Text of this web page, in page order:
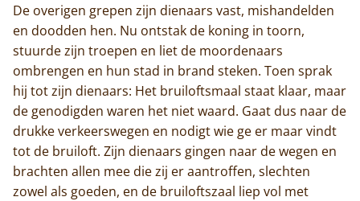
De overigen grepen zijn dienaars vast, mishandelden
en doodden hen. Nu ontstak de koning in toorn,
stuurde zijn troepen en liet de moordenaars
ombrengen en hun stad in brand steken. Toen sprak
hij tot zijn dienaars: Het bruiloftsmaal staat klaar, maar
de genodigden waren het niet waard. Gaat dus naar de
drukke verkeerswegen en nodigt wie ge er maar vindt
tot de bruiloft. Zijn dienaars gingen naar de wegen en
brachten allen mee die zij er aantroffen, slechten
zowel als goeden, en de bruiloftszaal liep vol met